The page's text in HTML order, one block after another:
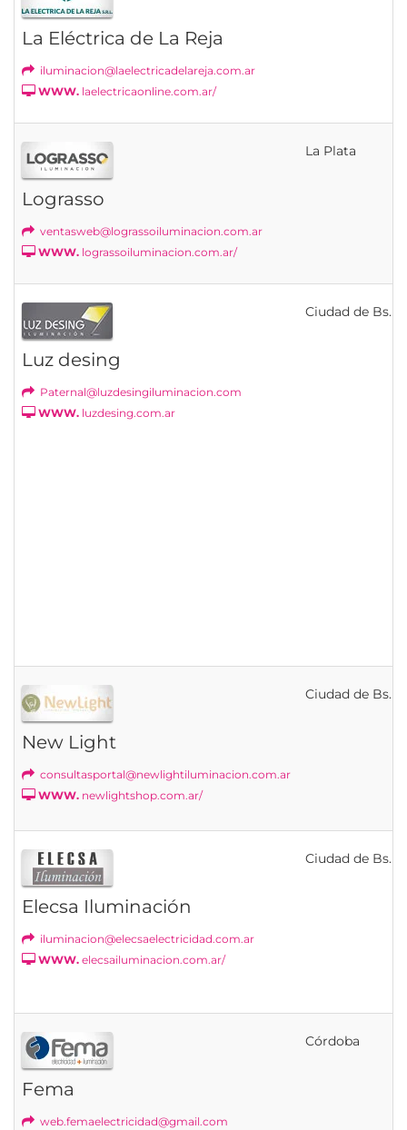
La Eléctrica de La Reja
iluminacion@laelectricadelareja.com.ar
WWW. laelectricaonline.com.ar/
Lograsso
ventasweb@lograssoiluminacion.com.ar
WWW. lograssoiluminacion.com.ar/
La Plata
Luz desing
Paternal@luzdesingiluminacion.com
WWW. luzdesing.com.ar
Ciudad de Bs.
New Light
consultasportal@newlightiluminacion.com.ar
WWW. newlightshop.com.ar/
Ciudad de Bs.
Elecsa Iluminación
iluminacion@elecsaelectricidad.com.ar
WWW. elecsailuminacion.com.ar/
Ciudad de Bs.
Fema
web.femaelectricidad@gmail.com
Córdoba